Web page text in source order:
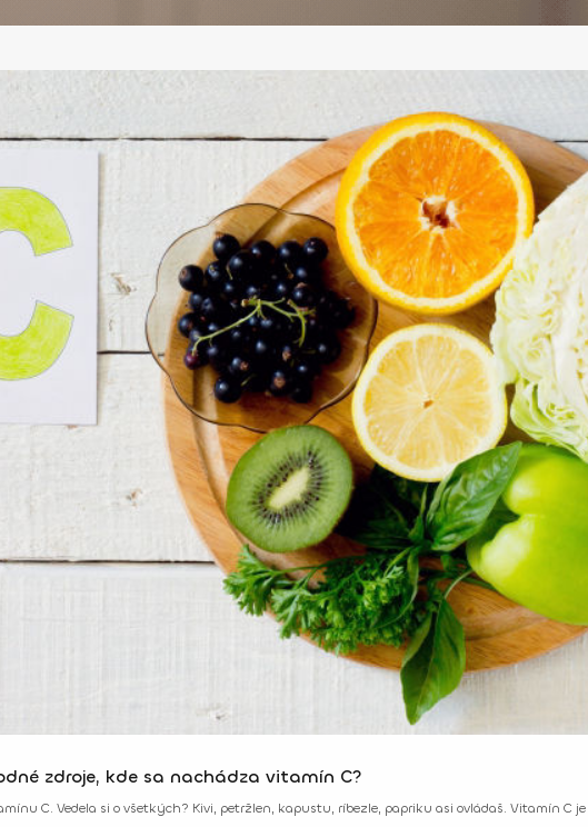
zdroje, kde sa nachádza vitamín C?
C. Vedela si o všetkých? Kivi, petržlen, kapustu, ríbezle, papriku asi ovládaš. Vitamín C